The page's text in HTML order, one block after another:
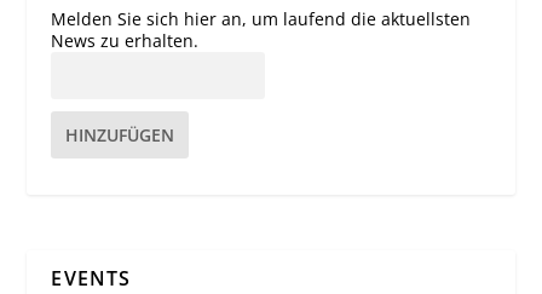
Melden Sie sich hier an, um laufend die aktuellsten
News zu erhalten.
HINZUFÜGEN
EVENTS